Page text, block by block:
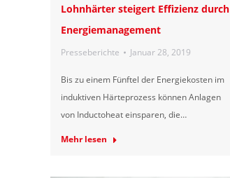
Lohnhärter steigert Effizienz durch
Energiemanagement
Presseberichte Januar 28, 2019
Bis zu einem Fünftel der Energiekosten im
induktiven Härteprozess können Anlagen
von Inductoheat einsparen, die…
Mehr lesen